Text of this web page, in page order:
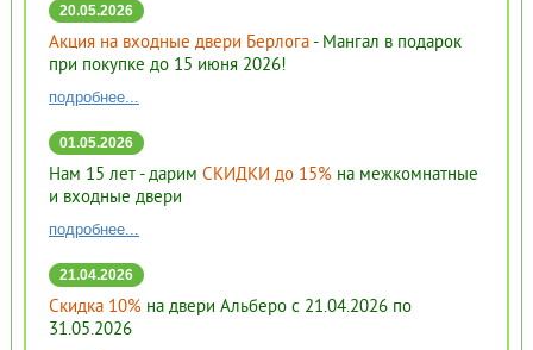
20.05.2026
Акция на входные двери Берлога- Мангал в подарок
при покупке до 15 июня 2026!
подробнее...
01.05.2026
Нам 15 лет - дарим СКИДКИ до 15% на межкомнатные
и входные двери
подробнее...
21.04.2026
Скидка 10% на двери Альберо с 21.04.2026 по
31.05.2026